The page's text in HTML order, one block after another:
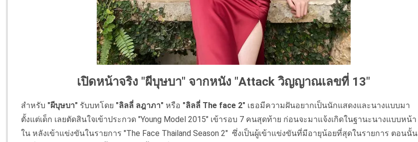
เปิดหน้าจริง "ผีบุษบา" จากหนัง "Attack วิญญาณเลขที่ 13"
สำหรับ "ผีบุษบา" รับบทโดย "ลิลลี่ ลฎาภา" หรือ "ลิลลี่ The face 2" เธอมีความฝันอยากเป็นนักแสดงและนางแบบมา
ตั้งแต่เด็ก เลยตัดสินใจเข้าประกวด "Young Model 2015" เข้ารอบ 7 คนสุดท้าย ก่อนจะมาแจ้งเกิดในฐานะนางแบบหน้า
ใน หลังเข้าแข่งขันในรายการ "The Face Thailand Season 2" ซึ่งเป็นผู้เข้าแข่งขันที่มีอายุน้อยที่สุดในรายการ ตอนนั้น